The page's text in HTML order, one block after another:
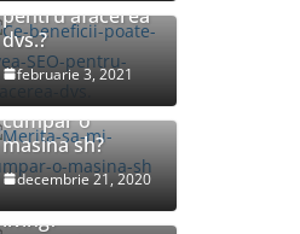
pentru afacerea
dvs.?
februarie 3, 2021
Merita sa-mi
cumpar o
masina sh?
decembrie 21, 2020
Cum sa alegi
covorul pentru
living?